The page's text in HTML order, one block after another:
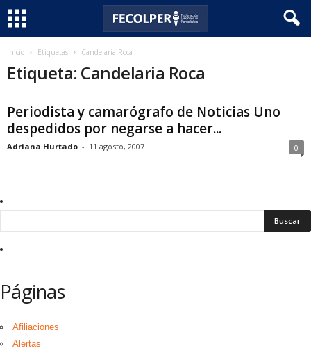
p
e
Inicio Etiquetas Candelaria Roca
Etiqueta: Candelaria Roca
Periodista y camarógrafo de Noticias Uno
despedidos por negarse a hacer...
Adriana Hurtado - 11 agosto, 2007 0
Páginas
Afiliaciones
Alertas